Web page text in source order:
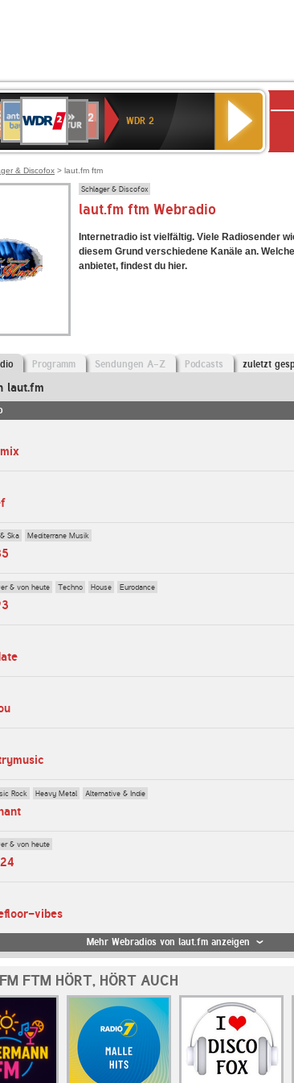
Deutschlandfunk
90er
OLDIE
ANTENNE
4
KLASSIK
BAYERN
2
Kultur
NDR
2
WDR 2
& Discofox > laut.fm ftm
Schlager & Discofox
laut.fm ftm Webradio
Internetradio ist vielfältig. Viele Radiosender
diesem Grund verschiedene Kanäle an.
anbietet, findest du hier.
Programm Sendungen A-Z Podcasts zuletzt
laut.fm
Ska Mediterrane Musik
& von heute Techno House Eurodance
Rock Heavy Metal Alternative & Indie
& von heute
vibes
Mehr Webradios von laut.fm anzeigen
FTM HÖRT, HÖRT AUCH